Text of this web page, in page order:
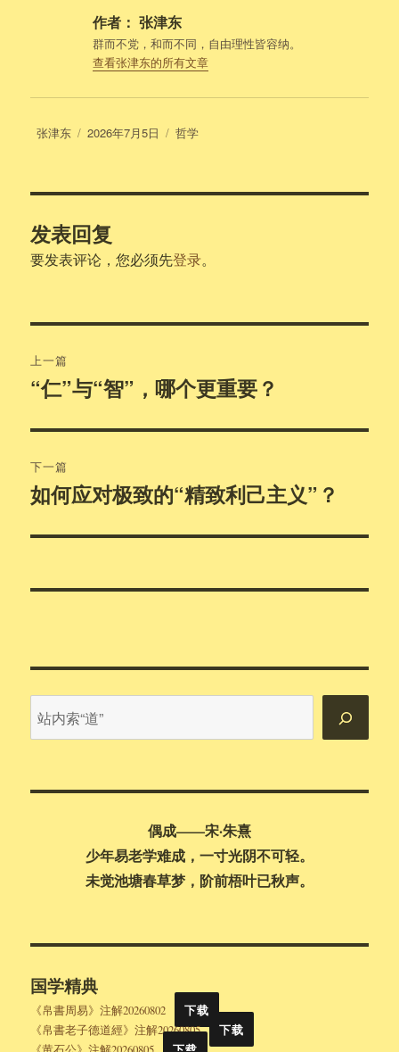
作者： 张津东
群而不党，和而不同，自由理性皆容纳。
查看张津东的所有文章
作
张津东
发
2026年7月5日
分
哲学
发表回复
要发表评论，您必须先登录。
章
航
上一篇
上
文
章：
“仁”与“智”，哪个更重要？
下一篇
下
文
如何应对极致的“精致利己主义”？
内
偶成——宋·朱熹
少年易老学难成，一寸光阴不可轻。
未觉池塘春草梦，阶前梧叶已秋声。
国学精典
《帛書周易》注解20260802
下载
《帛書老子德道經》注解20260805
下载